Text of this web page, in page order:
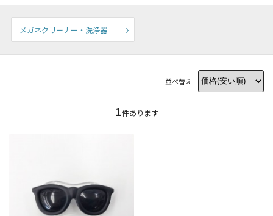
メガネクリーナー・洗浄器
並べ替え
1件あります